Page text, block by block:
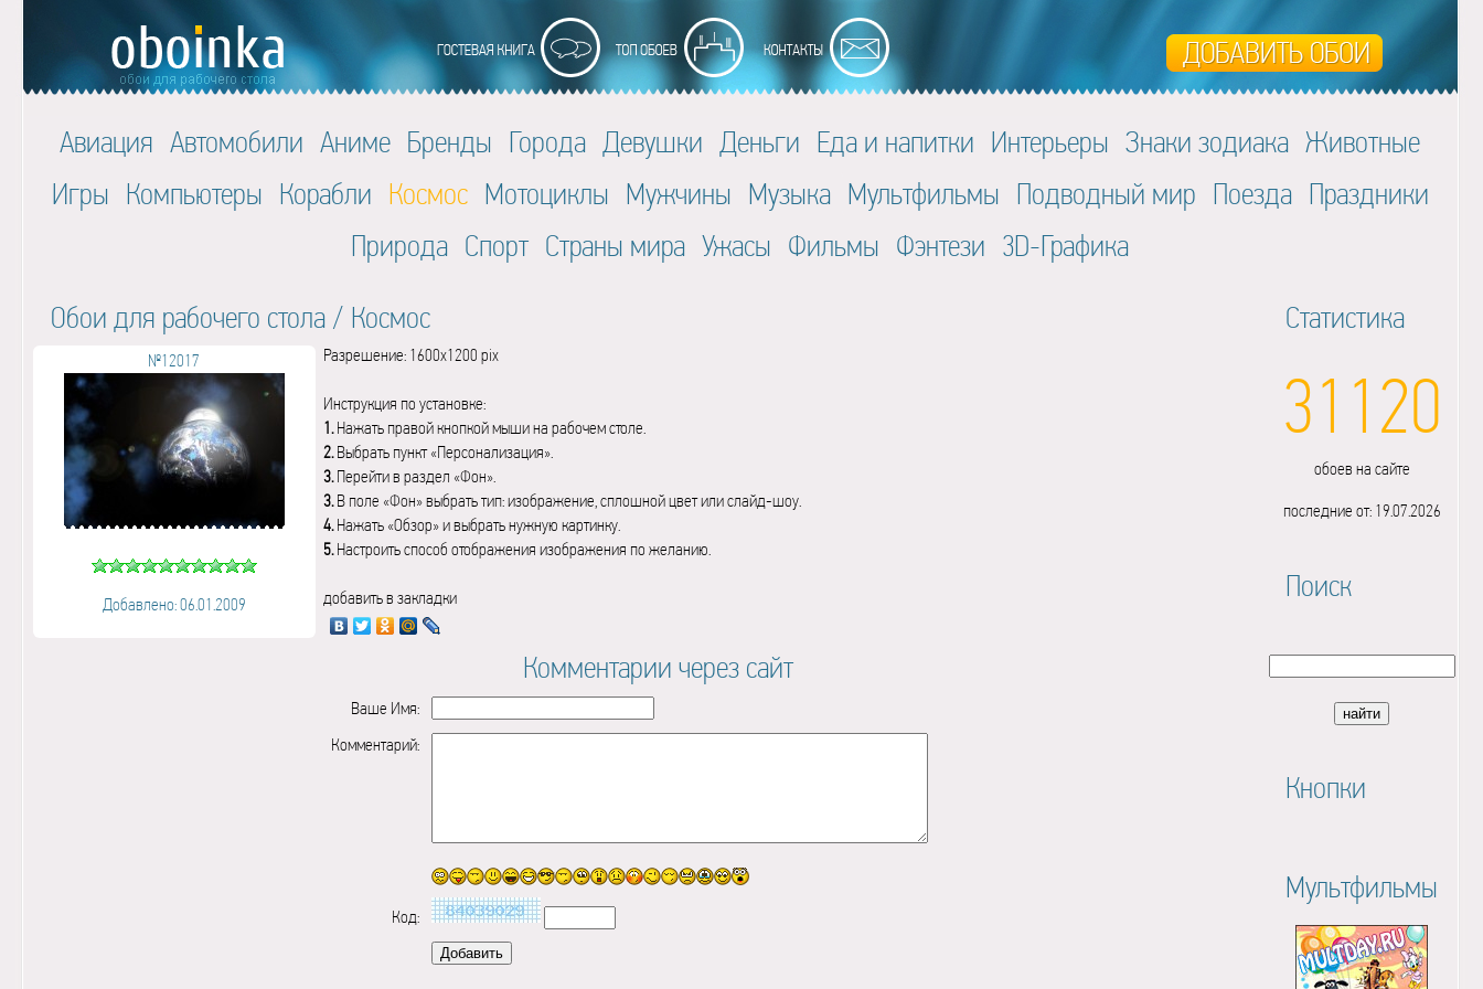
Авиация Автомобили Аниме Бренды Города Девушки Деньги Еда и напитки Интерьеры Знаки зодиака Животные
Игры Компьютеры Корабли Космос Мотоциклы Мужчины Музыка Мультфильмы Подводный мир Поезда Праздники
Природа Спорт Страны мира Ужасы Фильмы Фэнтези 3D-Графика
Обои для рабочего стола/ Космос
№12017
Добавлено: 06.01.2009
Разрешение: 1600x1200 pix
Инструкция по установке:
1.Нажать правой кнопкой мыши на рабочем столе.
2.Выбрать пункт «Персонализация».
3.Перейти в раздел «Фон».
3.В поле «Фон» выбрать тип: изображение, сплошной цвет или слайд-шоу.
4.Нажать «Обзор» и выбрать нужную картинку.
5.Настроить способ отображения изображения по желанию.
добавить в закладки
Комментарии через сайт
Ваше Имя:
Комментарий:
Код:
Статистика
31120
обоев на сайте
последние от: 19.07.2026
Поиск
Кнопки
Мультфильмы